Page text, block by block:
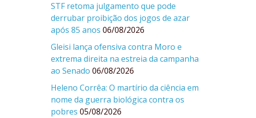
STF retoma julgamento que pode
derrubar proibição dos jogos de azar
após 85 anos 06/08/2026
Gleisi lança ofensiva contra Moro e
extrema direita na estreia da campanha
ao Senado 06/08/2026
Heleno Corrêa: O martírio da ciência em
nome da guerra biológica contra os
pobres 05/08/2026